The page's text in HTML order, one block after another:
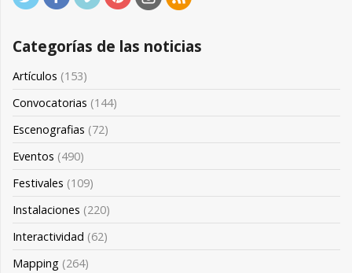
Categorías de las noticias
Artículos (153)
Convocatorias (144)
Escenografias (72)
Eventos (490)
Festivales (109)
Instalaciones (220)
Interactividad (62)
Mapping (264)